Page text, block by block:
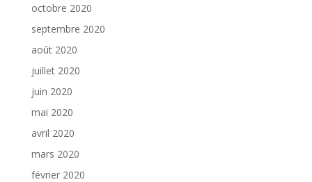
octobre 2020
septembre 2020
août 2020
juillet 2020
juin 2020
mai 2020
avril 2020
mars 2020
février 2020